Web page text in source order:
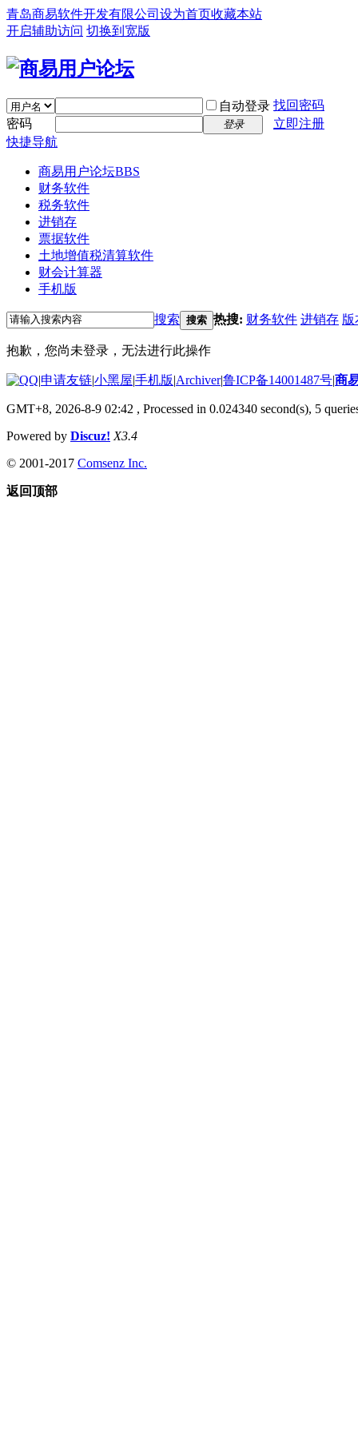
青岛商易软件开发有限公司 设为首页收藏本站
开启辅助访问 切换到宽版
自动登录 找回密码
密码
登录
立即注册
快捷导航
商易用户论坛BBS
财务软件
税务软件
进销存
票据软件
土地增值税清算软件
财会计算器
手机版
搜索 搜索 热搜: 财务软件 进销存 版
抱歉，您尚未登录，无法进行此操作
|申请友链|小黑屋|手机版|Archiver|鲁ICP备14001487号|商
GMT+8, 2026-8-9 02:42 , Processed in 0.024340 second(s), 5
Powered by Discuz! X3.4
© 2001-2017 Comsenz Inc.
返回顶部